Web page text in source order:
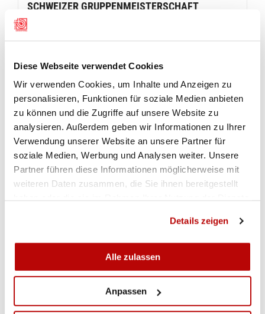
Diese Webseite verwendet Cookies
Wir verwenden Cookies, um Inhalte und Anzeigen zu
personalisieren, Funktionen für soziale Medien anbieten
zu können und die Zugriffe auf unsere Website zu
analysieren. Außerdem geben wir Informationen zu Ihrer
Verwendung unserer Website an unsere Partner für
soziale Medien, Werbung und Analysen weiter. Unsere
Partner führen diese Informationen möglicherweise mit
weiteren Daten zusammen, die Sie ihnen bereitgestellt
Details zeigen
Alle zulassen
Anpassen
SCHWEIZER GRUPPENMEISTERSCHAFT
TERMINÜBERSICHT